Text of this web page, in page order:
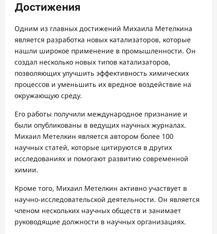
Достижения
Одним из главных достижений Михаила Метелкина
является разработка новых катализаторов, которые
нашли широкое применение в промышленности. Он
создал несколько новых типов катализаторов,
позволяющих улучшить эффективность химических
процессов и уменьшить их вредное воздействие на
окружающую среду.
Его работы получили международное признание и
были опубликованы в ведущих научных журналах.
Михаил Метелкин является автором более 100
научных статей, которые цитируются в других
исследованиях и помогают развитию современной
химии.
Кроме того, Михаил Метелкин активно участвует в
научно-исследовательской деятельности. Он является
членом нескольких научных обществ и занимает
руководящие должности в научных организациях.